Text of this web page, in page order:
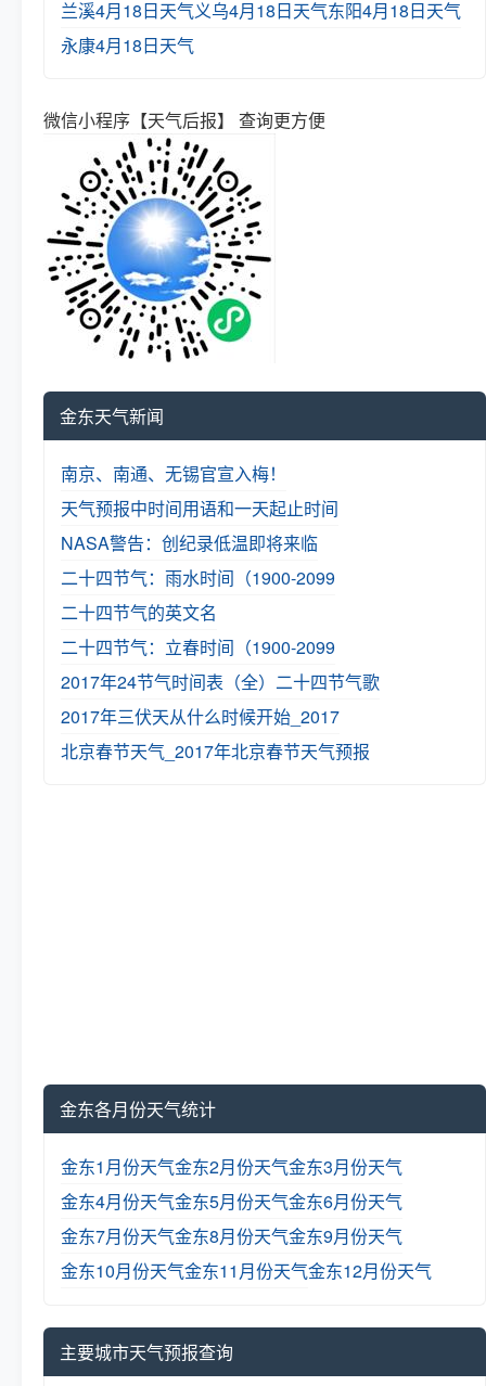
兰溪4月18日天气义乌4月18日天气东阳4月18日天气
永康4月18日天气
微信小程序【天气后报】 查询更方便
金东天气新闻
南京、南通、无锡官宣入梅！
天气预报中时间用语和一天起止时间
NASA警告：创纪录低温即将来临
二十四节气：雨水时间（1900-2099
二十四节气的英文名
二十四节气：立春时间（1900-2099
2017年24节气时间表（全） 二十四节气歌
2017年三伏天从什么时候开始_2017
北京春节天气_2017年北京春节天气预报
金东各月份天气统计
金东1月份天气金东2月份天气金东3月份天气
金东4月份天气金东5月份天气金东6月份天气
金东7月份天气金东8月份天气金东9月份天气
金东10月份天气金东11月份天气金东12月份天气
主要城市天气预报查询